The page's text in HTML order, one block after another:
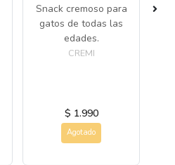
Snack cremoso para
gatos de todas las
edades.
CREMI
$ 1.990
Agotado